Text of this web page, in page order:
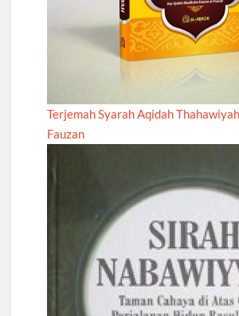
Terjemah Syarah Aqidah
Fauzan